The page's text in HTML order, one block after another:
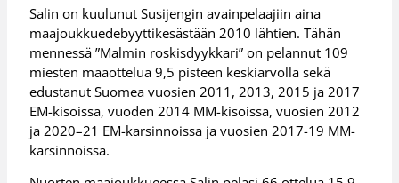
Salin on kuulunut Susijengin avainpelaajiin aina
maajoukkuedebyyttikesästään 2010 lähtien. Tähän
mennessä ”Malmin roskisdyykkari” on pelannut 109
miesten maaottelua 9,5 pisteen keskiarvolla sekä
edustanut Suomea vuosien 2011, 2013, 2015 ja 2017
EM-kisoissa, vuoden 2014 MM-kisoissa, vuosien 2012
ja 2020–21 EM-karsinnoissa ja vuosien 2017-19 MM-
karsinnoissa.